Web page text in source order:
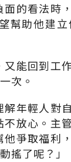
的看法時
幫助他建
能回到工
次。
年輕人對
放心。主
爭取福利
搖了呢？」